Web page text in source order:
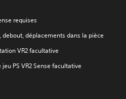
requises
debout, déplacements dans la pièce
VR2 facultative
PS VR2 Sense facultative